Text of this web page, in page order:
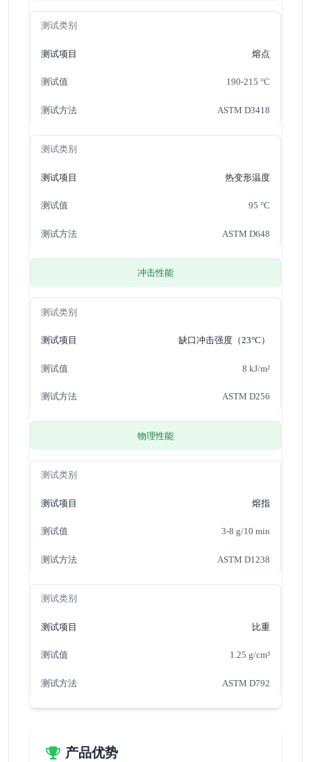
熔点
190-215 °C
ASTM D3418
热变形温度
95 °C
ASTM D648
冲击性能
缺口冲击强度（23°C）
8 kJ/m²
ASTM D256
物理性能
熔指
3-8 g/10 min
ASTM D1238
比重
1.25 g/cm³
ASTM D792
产品优势